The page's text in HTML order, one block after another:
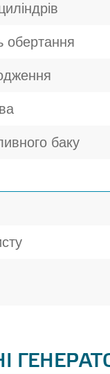
обертання
баку